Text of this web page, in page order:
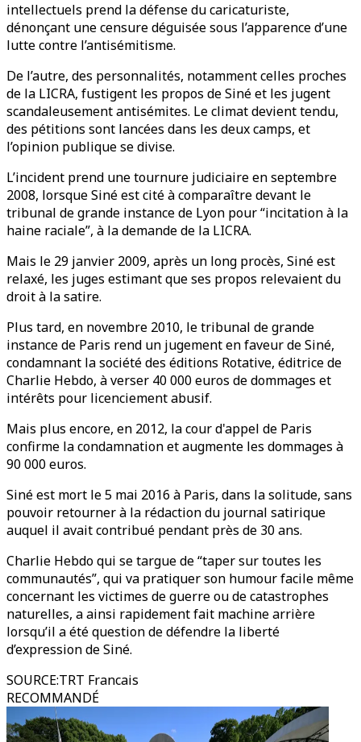
intellectuels prend la défense du caricaturiste,
dénonçant une censure déguisée sous l’apparence d’une
lutte contre l’antisémitisme.
De l’autre, des personnalités, notamment celles proches
de la LICRA, fustigent les propos de Siné et les jugent
scandaleusement antisémites. Le climat devient tendu,
des pétitions sont lancées dans les deux camps, et
l’opinion publique se divise.
L’incident prend une tournure judiciaire en septembre
2008, lorsque Siné est cité à comparaître devant le
tribunal de grande instance de Lyon pour “incitation à la
haine raciale”, à la demande de la LICRA.
Mais le 29 janvier 2009, après un long procès, Siné est
relaxé, les juges estimant que ses propos relevaient du
droit à la satire.
Plus tard, en novembre 2010, le tribunal de grande
instance de Paris rend un jugement en faveur de Siné,
condamnant la société des éditions Rotative, éditrice de
Charlie Hebdo, à verser 40 000 euros de dommages et
intérêts pour licenciement abusif.
Mais plus encore, en 2012, la cour d'appel de Paris
confirme la condamnation et augmente les dommages à
90 000 euros.
Siné est mort le 5 mai 2016 à Paris, dans la solitude, sans
pouvoir retourner à la rédaction du journal satirique
auquel il avait contribué pendant près de 30 ans.
Charlie Hebdo qui se targue de “taper sur toutes les
communautés”, qui va pratiquer son humour facile même
concernant les victimes de guerre ou de catastrophes
naturelles, a ainsi rapidement fait machine arrière
lorsqu’il a été question de défendre la liberté
d’expression de Siné.
SOURCE:TRT Francais
RECOMMANDÉ